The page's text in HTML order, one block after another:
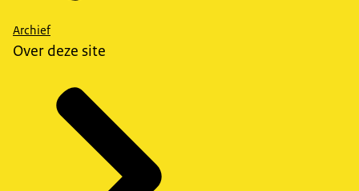
Archief
Over deze site